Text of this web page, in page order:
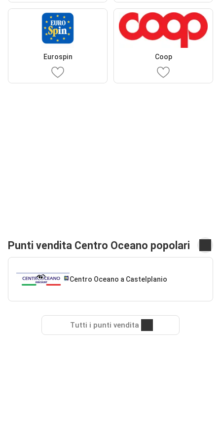
Eurospin Coop
Punti vendita Centro Oceano popolari
Centro Oceano a Castelplanio
Tutti i punti vendita